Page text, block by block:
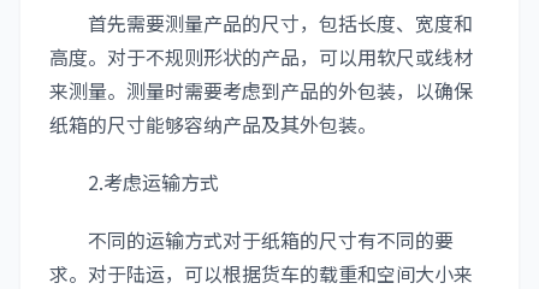
首先需要测量产品的尺寸，包括长度、宽度和
高度。对于不规则形状的产品，可以用软尺或线材
来测量。测量时需要考虑到产品的外包装，以确保
纸箱的尺寸能够容纳产品及其外包装。
2.考虑运输方式
不同的运输方式对于纸箱的尺寸有不同的要
求。对于陆运，可以根据货车的载重和空间大小来